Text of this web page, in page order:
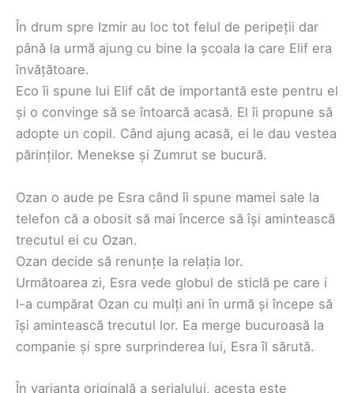
În drum spre Izmir au loc tot felul de peripeții dar
până la urmă ajung cu bine la școala la care Elif era
învățătoare.
Eco îi spune lui Elif cât de importantă este pentru el
și o convinge să se întoarcă acasă. El îi propune să
adopte un copil. Când ajung acasă, ei le dau vestea
părinților. Menekse și Zumrut se bucură.
Ozan o aude pe Esra când îi spune mamei sale la
telefon că a obosit să mai încerce să își amintească
trecutul ei cu Ozan.
Ozan decide să renunțe la relația lor.
Următoarea zi, Esra vede globul de sticlă pe care i
l-a cumpărat Ozan cu mulți ani în urmă și începe să
își amintească trecutul lor. Ea merge bucuroasă la
companie și spre surprinderea lui, Esra îl sărută.
În varianta originală a serialului, acesta este